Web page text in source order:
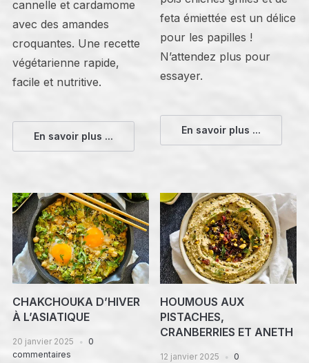
cannelle et cardamome
avec des amandes
croquantes. Une recette
végétarienne rapide,
facile et nutritive.
En savoir plus ...
feta émiettée est un délice
pour les papilles !
N’attendez plus pour
essayer.
En savoir plus ...
CHAKCHOUKA D’HIVER
À L’ASIATIQUE
20 janvier 2025
0
commentaires
HOUMOUS AUX
PISTACHES,
CRANBERRIES ET ANETH
12 janvier 2025
0